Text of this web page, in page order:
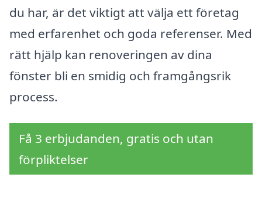
du har, är det viktigt att välja ett företag
med erfarenhet och goda referenser. Med
rätt hjälp kan renoveringen av dina
fönster bli en smidig och framgångsrik
process.
Få 3 erbjudanden, gratis och utan
förpliktelser